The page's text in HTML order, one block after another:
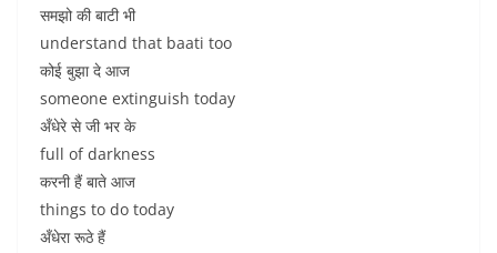
समझो की बाटी भी
understand that baati too
कोई बुझा दे आज
someone extinguish today
अँधेरे से जी भर के
full of darkness
करनी हैं बाते आज
things to do today
अँधेरा रूठे हैं